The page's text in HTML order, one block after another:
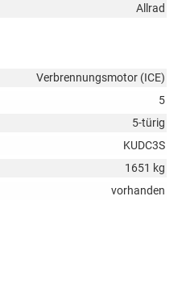
Allrad
Verbrennungsmotor (ICE)
5
5-türig
KUDC3S
1651 kg
vorhanden